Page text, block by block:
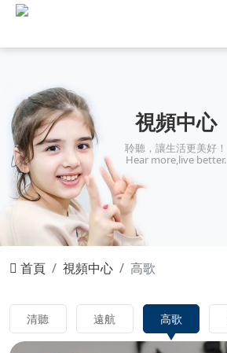
視頻中心
聆聽，讓生活更美好！
Hear more,live better.
首頁 視頻中心 高歌
清聽 遠航 高歌